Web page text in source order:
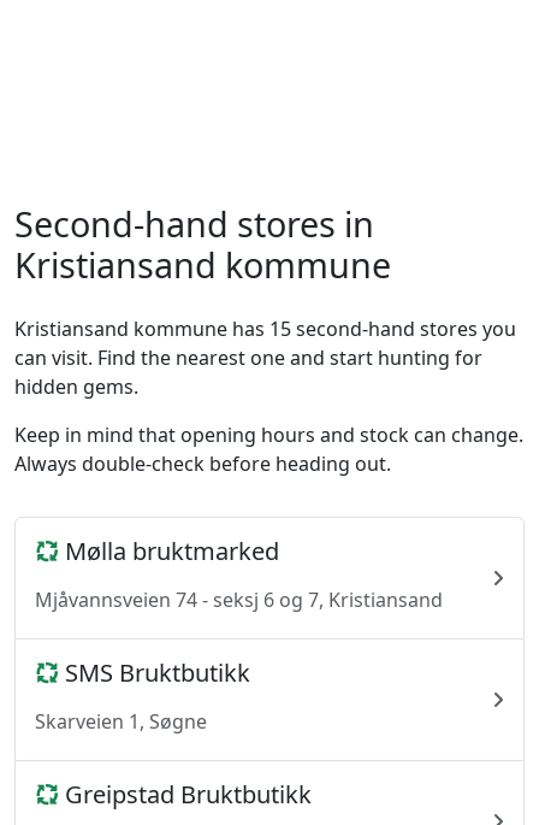
Second-hand stores in
Kristiansand kommune
Kristiansand kommune has 15 second-hand stores you
can visit. Find the nearest one and start hunting for
hidden gems.
Keep in mind that opening hours and stock can change.
Always double-check before heading out.
Mølla bruktmarked
Mjåvannsveien 74 - seksj 6 og 7, Kristiansand
SMS Bruktbutikk
Skarveien 1, Søgne
Greipstad Bruktbutikk